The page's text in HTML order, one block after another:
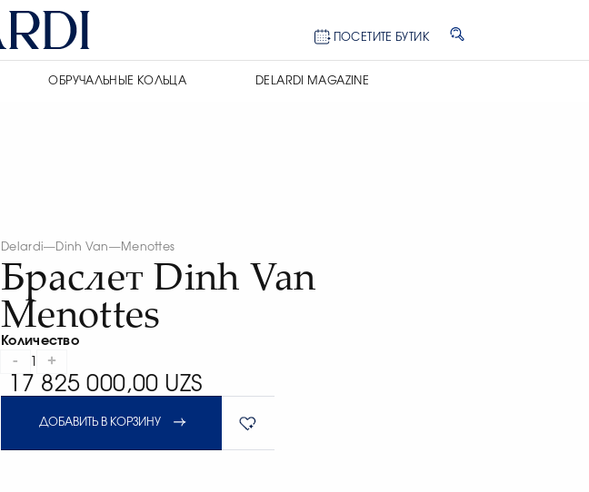
ПОСЕТИТЕ БУТИК
ОБРУЧАЛЬНЫЕ КОЛЬЦА DELARDI MAGAZINE
Delardi—Dinh Van—Menottes
Браслет Dinh Van
Menottes
Количество
- +
17 825 000,00 UZS
ДОБАВИТЬ В КОРЗИНУ